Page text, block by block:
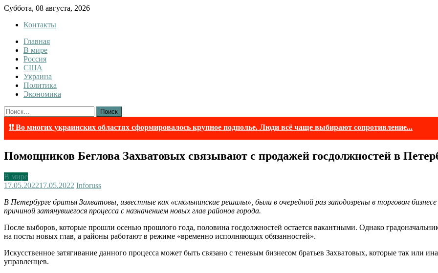
Skip
content
Суббота, 08 августа, 2026
Контакты
InfoRuss
InfoRuss — Новости
Главная
В мире
Россия
США
Украина
Политика
Экономика
Найти:
❗❗ Во многих украинских областях сформировалось крупное подполье. Люди всё чаще выбирают сопротивление...
Помощников Беглова Захватовых связывают с продажей госдолжностей в
В мире
17.05.202217.05.2022 Inforuss
В Петербурге братья Захватовы, известные как «смольнинские решалы», были в очередной раз заподозрены в торговом
причиной затянувшегося процесса с назначением новых глав районов города.
После выборов, которые прошли осенью прошлого года, половина госдолжностей остается вакантными. Однако
на посты новых глав, а районы работают в режиме «временно исполняющих обязанностей».
Искусственное затягивание данного процесса может быть связано с теневым бизнесом братьев Захватовых, которые так или
управленцев.